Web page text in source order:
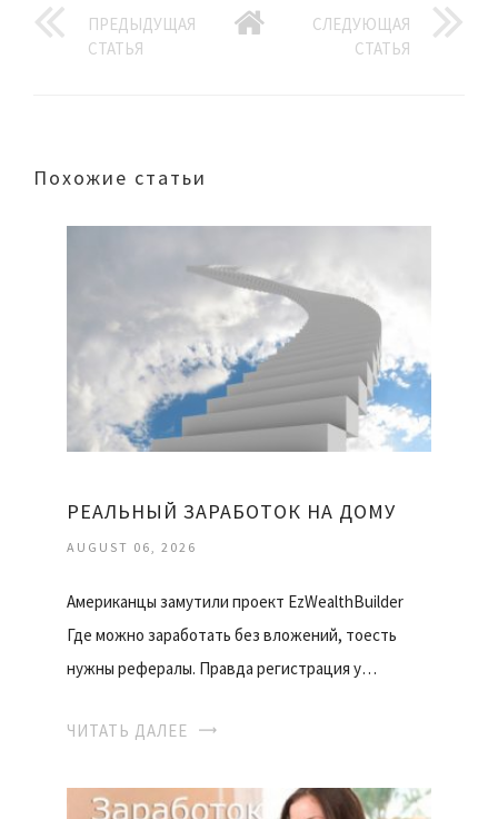
ПРЕДЫДУЩАЯ
СТАТЬЯ
СЛЕДУЮЩАЯ
СТАТЬЯ
Похожие статьи
РЕАЛЬНЫЙ ЗАРАБОТОК НА ДОМУ
AUGUST 06, 2026
Американцы замутили проект EzWealthBuilder
Где можно заработать без вложений, тоесть
нужны рефералы. Правда регистрация у…
ЧИТАТЬ ДАЛЕЕ